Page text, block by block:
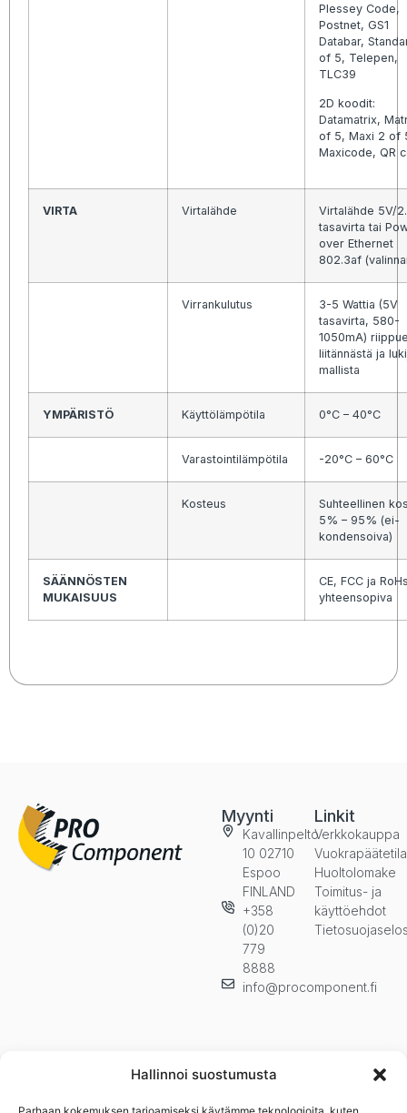
Hallinnoi suostumusta
Plessey Code,
Postnet, GS1
Databar,
of 5, Telepen,
TLC39
2D koodit:
Datamatrix,
of 5, Maxi 2 of
Maxicode, QR
VIRTA Virtalähde
Virtalähde 5V/
tasavirta tai
over Ethernet
802.3af
Virrankulutus
3-5 Wattia (5V
tasavirta, 580-
1050mA)
liitännästä ja
mallista
YMPÄRISTÖ Käyttölämpötila 0°C – 40°C
Varastointilämpötila -20°C – 60°C
Kosteus
Suhteellinen
5% – 95% (ei-
kondensoiva)
SÄÄNNÖSTEN
MUKAISUUS
CE, FCC ja
yhteensopiva
Myynti
Kavallinpelto
10 02710
Espoo
FINLAND
+358
(0)20
779
8888
info@procomponent.fi
Linkit
Verkkokauppa
Huoltolomake
Toimitus- ja
käyttöehdot